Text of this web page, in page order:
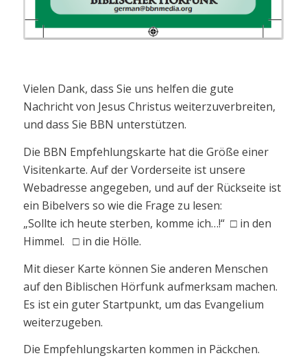
Vielen Dank, dass Sie uns helfen die gute
Nachricht von Jesus Christus weiterzuverbreiten,
und dass Sie BBN unterstützen.
Die BBN Empfehlungskarte hat die Größe einer
Visitenkarte. Auf der Vorderseite ist unsere
Webadresse angegeben, und auf der Rückseite ist
ein Bibelvers so wie die Frage zu lesen:
„Sollte ich heute sterben, komme ich…!“ □ in den
Himmel. □ in die Hölle.
Mit dieser Karte können Sie anderen Menschen
auf den Biblischen Hörfunk aufmerksam machen.
Es ist ein guter Startpunkt, um das Evangelium
weiterzugeben.
Die Empfehlungskarten kommen in Päckchen.